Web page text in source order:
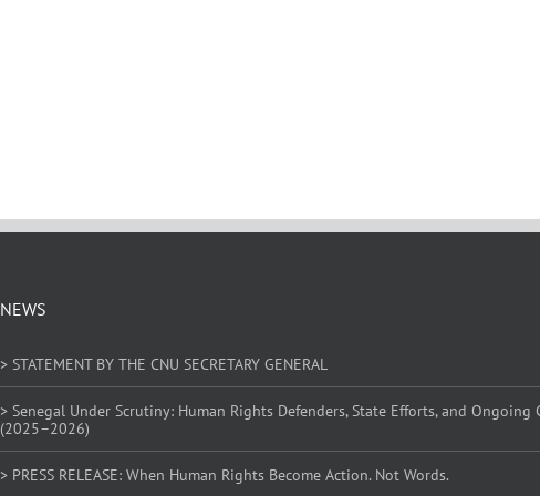
NEWS
> STATEMENT BY THE CNU SECRETARY GENERAL
> Senegal Under Scrutiny: Human Rights Defenders, State Efforts, and Ongoing
(2025–2026)
> PRESS RELEASE: When Human Rights Become Action. Not Words.